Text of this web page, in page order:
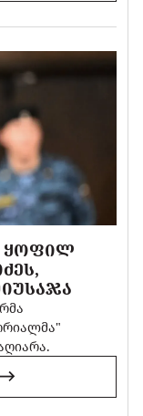
ᲧᲝᲤᲘᲚ